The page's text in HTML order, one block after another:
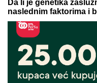
06. 08. 2026 22:20
Dan pobede nad
dan fudbala